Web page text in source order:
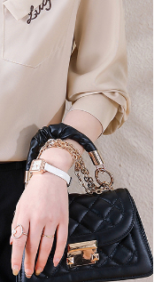
號之用戶狀況，依本公司即
情形，本公司將視審查結果
。若發現惡意使用之情形，
額度並採取法律行動。
查看運費